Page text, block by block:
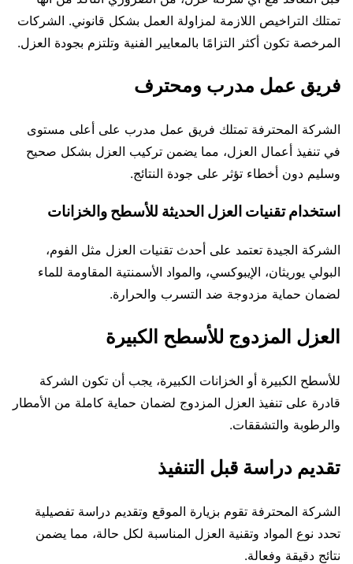
تمتلك التراخيص اللازمة لمزاولة العمل بشكل قانوني. الشركات
المرخصة تكون أكثر التزامًا بالمعايير الفنية وتلتزم بجودة العزل.
فريق عمل مدرب ومحترف
الشركة المحترفة تمتلك فريق عمل مدرب على أعلى مستوى
في تنفيذ أعمال العزل، مما يضمن تركيب العزل بشكل صحيح
وسليم دون أخطاء تؤثر على جودة النتائج.
استخدام تقنيات العزل الحديثة للأسطح والخزانات
الشركة الجيدة تعتمد على أحدث تقنيات العزل مثل الفوم،
البولي يوريثان، الإيبوكسي، والمواد الأسمنتية المقاومة للماء
لضمان حماية مزدوجة ضد التسرب والحرارة.
العزل المزدوج للأسطح الكبيرة
للأسطح الكبيرة أو الخزانات الكبيرة، يجب أن تكون الشركة
قادرة على تنفيذ العزل المزدوج لضمان حماية كاملة من الأمطار
والرطوبة والتشققات.
تقديم دراسة قبل التنفيذ
الشركة المحترفة تقوم بزيارة الموقع وتقديم دراسة تفصيلية
تحدد نوع المواد وتقنية العزل المناسبة لكل حالة، مما يضمن
نتائج دقيقة وفعالة.